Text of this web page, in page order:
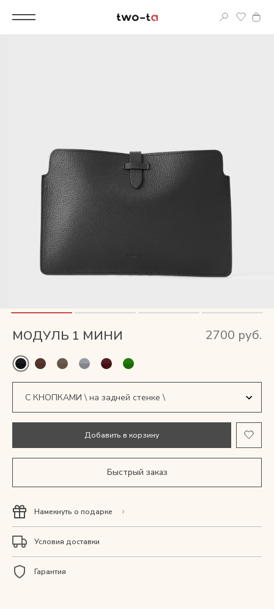
Популярное
Женские сумки
LIMITED
Мини-сумки и чехлы
Кошельки
Ювелирные украшения
Подарочная карта
Подарки
Снимаем с производства
МОДУЛЬ 1 МИНИ 2700 руб.
С КНОПКАМИ \ на задней стенке \
БЕЗ КНОПОК \ на задней стенке \
Добавить в корзину
Быстрый заказ
Намекнуть о подарке
Условия доставки
Гарантия